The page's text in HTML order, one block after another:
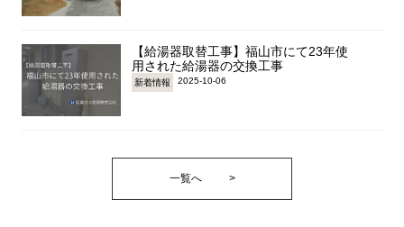
【給湯器取替工事】福山市にて23年使
用された給湯器の交換工事
新着情報 2025-10-06
一覧へ >